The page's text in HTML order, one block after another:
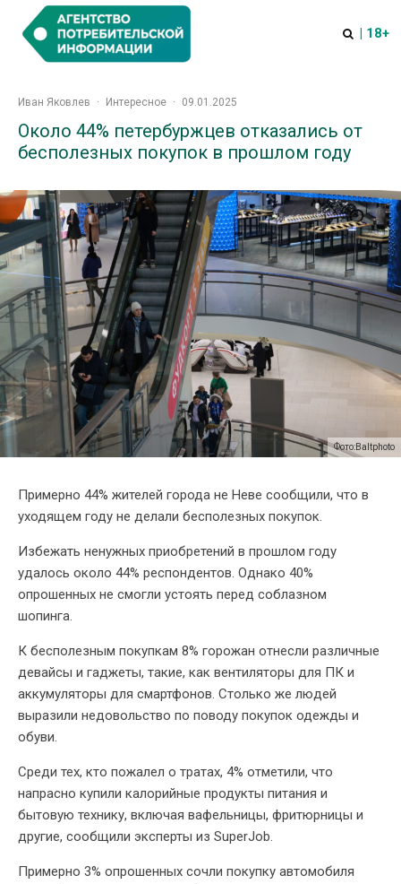
| 18+
Иван Яковлев · Интересное · 09.01.2025
Около 44% петербуржцев отказались от
бесполезных покупок в прошлом году
Фото:Baltphoto
Примерно 44% жителей города не Неве сообщили, что в
уходящем году не делали бесполезных покупок.
Избежать ненужных приобретений в прошлом году
удалось около 44% респондентов. Однако 40%
опрошенных не смогли устоять перед соблазном
шопинга.
К бесполезным покупкам 8% горожан отнесли различные
девайсы и гаджеты, такие, как вентиляторы для ПК и
аккумуляторы для смартфонов. Столько же людей
выразили недовольство по поводу покупок одежды и
обуви.
Среди тех, кто пожалел о тратах, 4% отметили, что
напрасно купили калорийные продукты питания и
бытовую технику, включая вафельницы, фритюрницы и
другие, сообщили эксперты из SuperJob.
Примерно 3% опрошенных сочли покупку автомобиля